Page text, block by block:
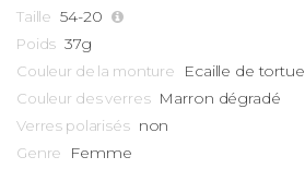
Taille 54-20
Poids 37g
Couleur de la monture Ecaille de tortue
Couleur des verres Marron dégradé
Verres polarisés non
Genre Femme